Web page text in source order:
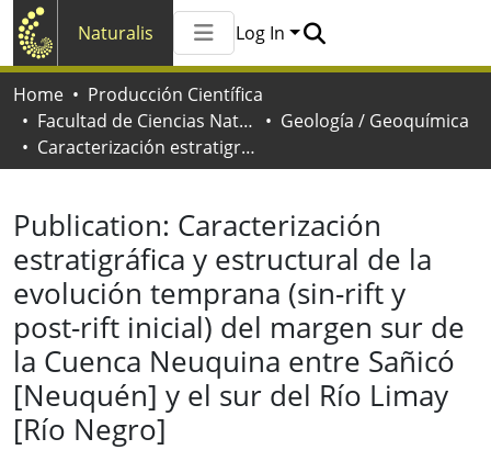
Naturalis
All of Naturalis
Log In
Home
Producción Científica
Facultad de Ciencias Naturales y Museo
Geología / Geoquímica
Caracterización estratigráfica y estructural de la evolución temprana (sin-rift y post-rift inicial) del margen sur de la Cuenca Neuquina entre Sañicó [Neuquén] y el sur del Río Limay [Río Negro]
Publication: Caracterización
estratigráfica y estructural de la
evolución temprana (sin-rift y
post-rift inicial) del margen sur de
la Cuenca Neuquina entre Sañicó
[Neuquén] y el sur del Río Limay
[Río Negro]